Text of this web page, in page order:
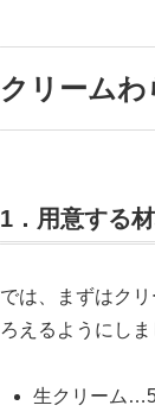
クリーム
1．用意する
では、まずはク
ろえるようにしま
生クリーム